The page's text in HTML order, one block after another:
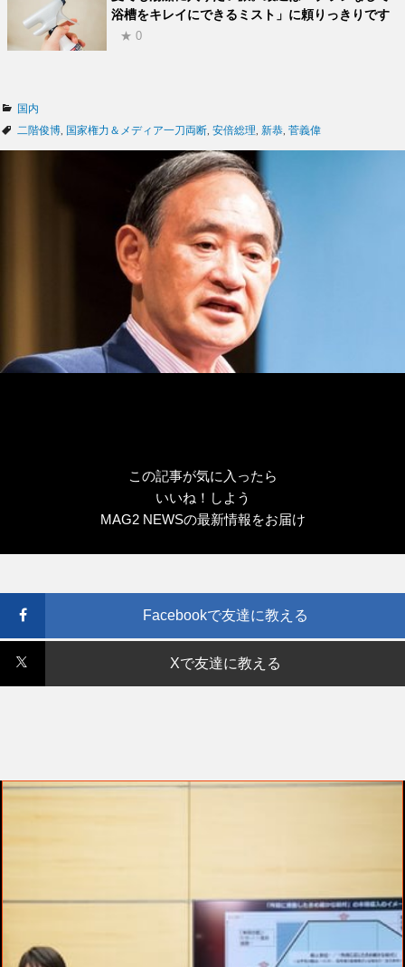
浴槽をキレイにできるミスト」に頼りっきりです
★ 0
カ
テ
国内
タ
二階俊博 国家権力＆メディア一刀両断 安倍総理 新恭 菅義偉
この記事が気に入ったら
いいね！しよう
MAG2 NEWSの最新情報をお届け
Facebookで友達に教える
Xで友達に教える